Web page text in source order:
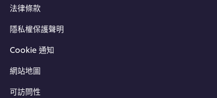
法律條款
隱私權保護聲明
Cookie 通知
網站地圖
可訪問性